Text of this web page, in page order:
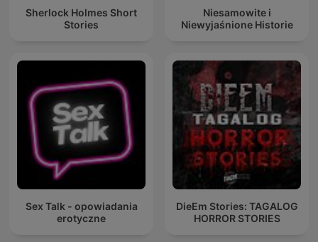
Sherlock Holmes Short
Stories
Niesamowite i
Niewyjaśnione Historie
Sex Talk - opowiadania
erotyczne
DieEm Stories: TAGALOG
HORROR STORIES